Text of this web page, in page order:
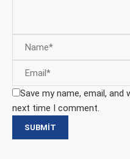
Save my name, email,
next time I comment.